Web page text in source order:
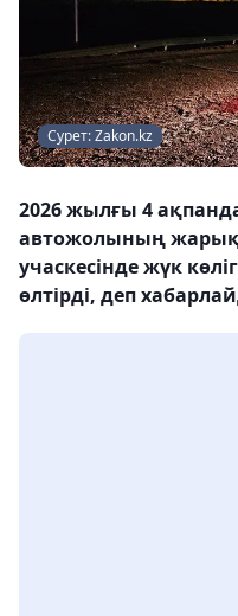
Сурет: Zakon.kz
2026 жылғы 4
автожолының
учаскесінде жүк
өлтірді, деп